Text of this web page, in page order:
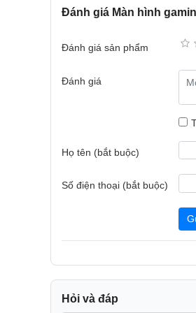
Thiết kế không viền ấn
Với thiết kế cạnh viền siêu
đảm bảo sự liền mạch để
Đánh giá Màn hình
Đánh giá sản phẩm
Đánh giá
Họ tên (bắt buộc)
Số điện thoại (bắt buộc)
Hỏi và đáp